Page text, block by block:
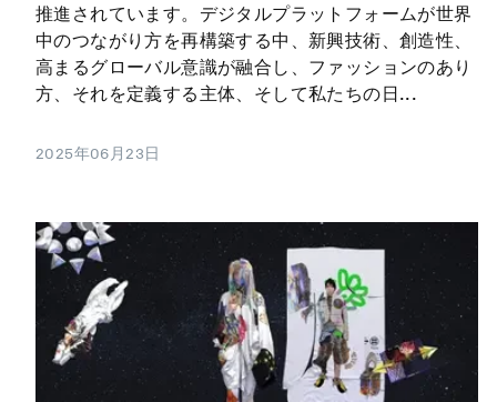
推進されています。デジタルプラットフォームが世界
中のつながり方を再構築する中、新興技術、創造性、
高まるグローバル意識が融合し、ファッションのあり
方、それを定義する主体、そして私たちの日...
2025年06月23日